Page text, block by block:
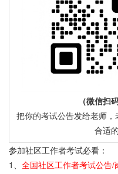
（微信扫
把你的考试公告发给老师
合适
参加社区工作者考试必看：
1、 全国社区工作者考试公告/